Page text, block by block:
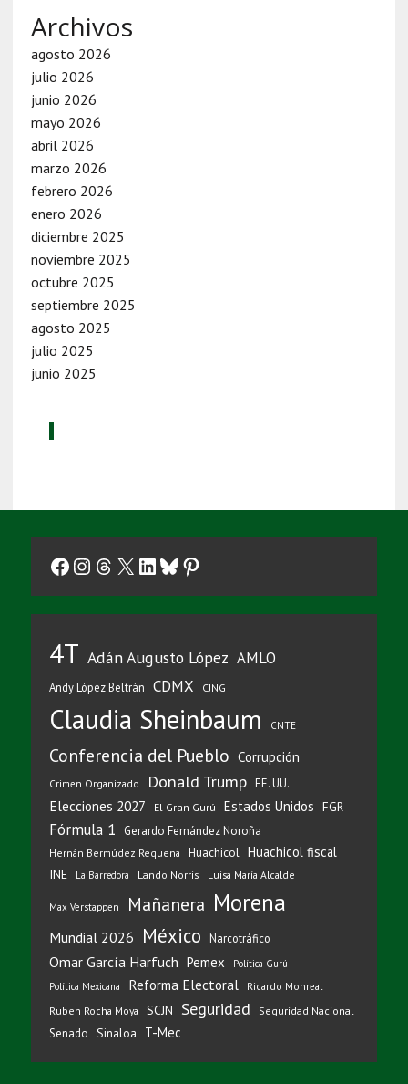
Archivos
agosto 2026
julio 2026
junio 2026
mayo 2026
abril 2026
marzo 2026
febrero 2026
enero 2026
diciembre 2025
noviembre 2025
octubre 2025
septiembre 2025
agosto 2025
julio 2025
junio 2025
Facebook
Instagram
Threads
X LinkedIn
Bluesky
Pinterest
4T Adán Augusto López AMLO
Andy López Beltrán CDMX CJNG
Claudia Sheinbaum CNTE
Conferencia del Pueblo Corrupción
Crimen Organizado Donald Trump EE. UU.
Elecciones 2027 El Gran Gurú Estados Unidos FGR
Fórmula 1 Gerardo Fernández Noroña
Hernán Bermúdez Requena Huachicol Huachicol fiscal
INE La Barredora Lando Norris Luisa María Alcalde
Max Verstappen Mañanera Morena
Mundial 2026 México Narcotráfico
Omar García Harfuch Pemex
Política Gurú
Política Mexicana
Reforma Electoral
Ricardo Monreal
Ruben Rocha Moya
SCJN Seguridad Seguridad Nacional
Senado Sinaloa T-Mec